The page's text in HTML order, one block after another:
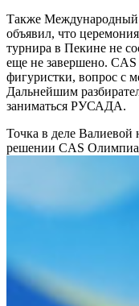
Также
объявил, что
турнира в Пекине не
еще не завершено.
фигуристки, вопрос с
Дальнейшим
заниматься РУСАДА.
Точка в деле Валиевой
решении CAS